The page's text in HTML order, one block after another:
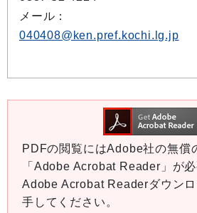
メール：
040408@ken.pref.kochi.lg.jp
PDFの閲覧にはAdobe社の無償
「Adobe Acrobat Reader」が
Adobe Acrobat Readerダウン
手してください。